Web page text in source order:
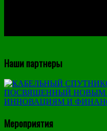
Наши партнеры
Мероприятия